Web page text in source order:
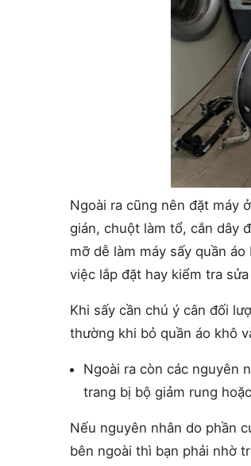
Ngoài ra cũng nên đặt máy
gián, chuột làm tổ, cắn dây
mỡ dễ làm máy sấy quần
việc lắp đặt hay kiểm tra
Khi sấy cần chú ý cân đối
thường khi bỏ quần áo khô
Ngoài ra còn các nguyên
trang bị bộ giảm rung
Nếu nguyên nhân do phần
bên ngoài thì bạn phải nhờ